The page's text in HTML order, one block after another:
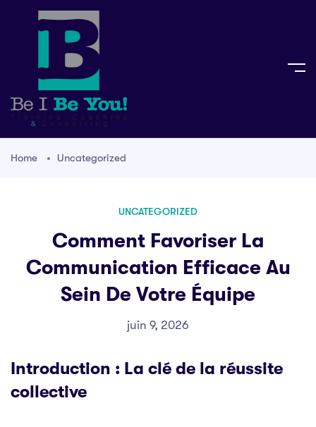
Home Uncategorized
UNCATEGORIZED
Comment Favoriser La
Communication Efficace Au
Sein De Votre Équipe
juin 9, 2026
Introduction : La clé de la réussite
collective